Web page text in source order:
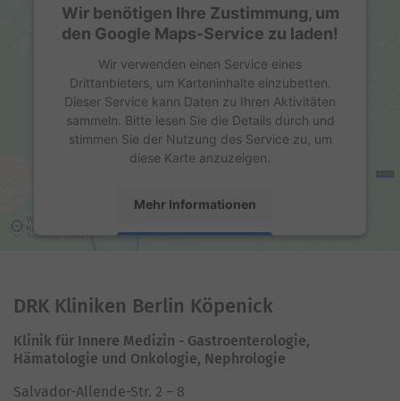
Wir benötigen Ihre Zustimmung, um
den Google Maps-Service zu laden!
Wir verwenden einen Service eines
Drittanbieters, um Karteninhalte einzubetten.
Dieser Service kann Daten zu Ihren Aktivitäten
sammeln. Bitte lesen Sie die Details durch und
stimmen Sie der Nutzung des Service zu, um
diese Karte anzuzeigen.
Mehr Informationen
Platform
DRK Kliniken Berlin Köpenick
Klinik für Innere Medizin - Gastroenterologie,
Hämatologie und Onkologie, Nephrologie
Salvador-Allende-Str. 2 – 8